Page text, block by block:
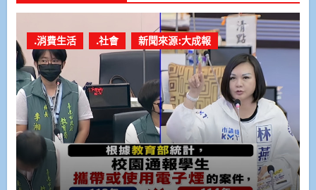
.消費生活 .社會 新聞來源:大成報